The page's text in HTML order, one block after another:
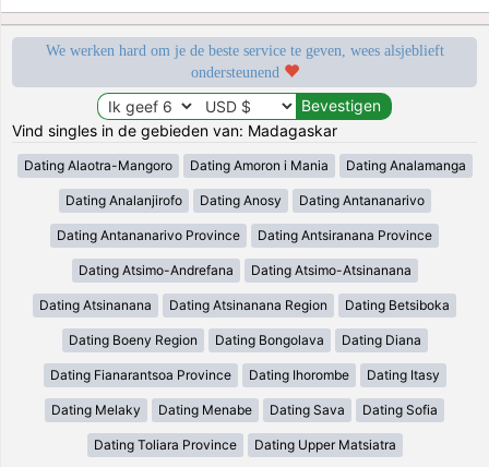
We werken hard om je de beste service te geven, wees alsjeblieft
ondersteunend
Vind singles in de gebieden van: Madagaskar
Dating Alaotra-Mangoro Dating Amoron i Mania Dating Analamanga
Dating Analanjirofo Dating Anosy Dating Antananarivo
Dating Antananarivo Province Dating Antsiranana Province
Dating Atsimo-Andrefana Dating Atsimo-Atsinanana
Dating Atsinanana Dating Atsinanana Region Dating Betsiboka
Dating Boeny Region Dating Bongolava Dating Diana
Dating Fianarantsoa Province Dating Ihorombe Dating Itasy
Dating Melaky Dating Menabe Dating Sava Dating Sofia
Dating Toliara Province Dating Upper Matsiatra